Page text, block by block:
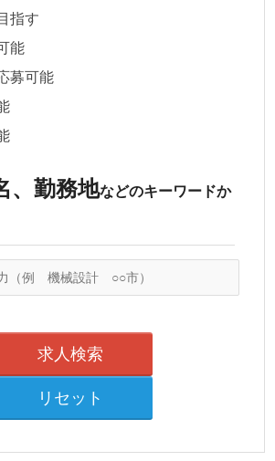
指す
能
募可能
、勤務地などのキーワードか